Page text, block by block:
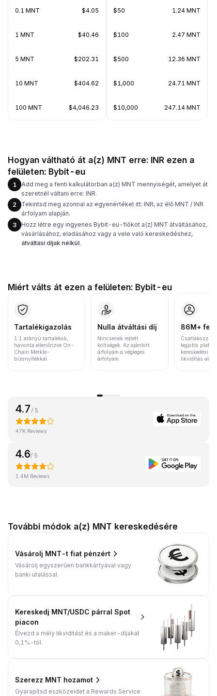
0.1 MNT $4.05
1 MNT $40.46
5 MNT $202.31
10 MNT $404.62
100 MNT $4,046.23
$50 1.24 MNT
$100 2.47 MNT
$500 12.36 MNT
$1,000 24.71 MNT
$10,000 247.14 MNT
Hogyan váltható át a(z) MNT erre: INR ezen a
felületen: Bybit-eu
1
Add meg a fenti kalkulátorban a(z) MNT mennyiségét, amelyet át
szeretnél váltani erre: INR.
2
Tekintsd meg azonnal az egyenértéket itt: INR, az élő MNT / INR
árfolyam alapján.
3
Hozz létre egy ingyenes Bybit-eu-fiókot a(z) MNT átváltásához,
vásárlásához, eladásához vagy a vele való kereskedéshez,
átváltási díjak nélkül.
Miért válts át ezen a felületen: Bybit-eu
Tartalékigazolás
1:1 arányú tartalékok,
havonta ellenőrizve On-
Chain Merkle-
bizonyítékkal.
Nulla átváltási díj
Nincsenek rejtett
költségek. Az ajánlott
árfolyam a végleges
árfolyam.
86M+
Csatlakozz a
legjobb
kereskedési
likviditás
4.7 / 5
47K Reviews
4.6/ 5
1.4M Reviews
További módok a(z) MNT kereskedésére
Vásárolj MNT-t fiat pénzért
Vásárolj egyszerűen bankkártyával vagy
banki utalással.
Kereskedj MNT/USDC párral Spot
piacon
Élvezd a mély likviditást és a maker-díjakat
0,1%-tól.
Szerezz MNT hozamot
Gyarapítsd eszközeidet a Rewards Service